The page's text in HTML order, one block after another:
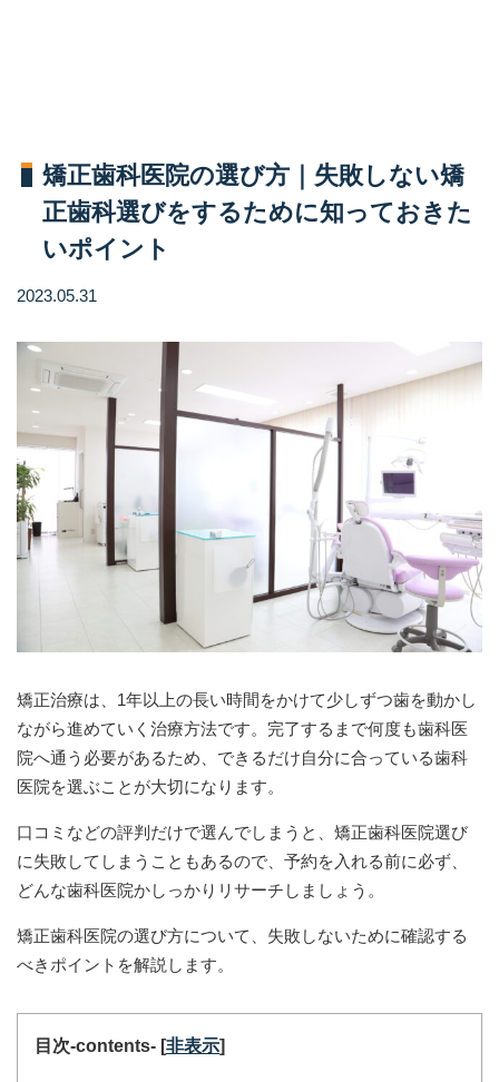
​​矯正歯科医院の選び方｜失敗しない矯
正歯科選びをするために知っておきた
いポイント
2023.05.31
矯正治療は、1年以上の長い時間をかけて少しずつ歯を動かし
ながら進めていく治療方法です。完了するまで何度も歯科医
院へ通う必要があるため、できるだけ自分に合っている歯科
医院を選ぶことが大切になります。
口コミなどの評判だけで選んでしまうと、矯正歯科医院選び
に失敗してしまうこともあるので、予約を入れる前に必ず、
どんな歯科医院かしっかりリサーチしましょう。
矯正歯科医院の選び方について、失敗しないために確認する
べきポイントを解説します。
目次-contents- [非表示]